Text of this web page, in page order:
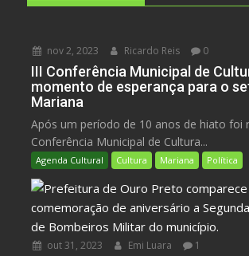
nov 2, 2023 Ricardo Reis 0
III Conferência Municipal de
momento de esperança para o
Mariana
Após um período de 10 anos de hiato foi
Conferência Municipal de Cultura...
Agenda Cultural Cultura Mariana Política
out 31, 2023 Emi Luara 1